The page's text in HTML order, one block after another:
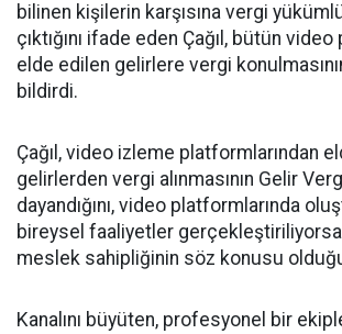
bilinen kişilerin karşısına vergi
çıktığını ifade eden Çağıl, bütün
elde edilen gelirlere vergi konulmasının
bildirdi.
Çağıl, video izleme platformlarından
gelirlerden vergi alınmasının Gelir
dayandığını, video platformlarında
bireysel faaliyetler
meslek sahipliğinin söz konusu
Kanalını büyüten, profesyonel bir